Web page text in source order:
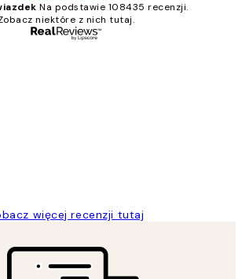
Na podstawie 108435 recenzji.
niektóre z nich tutaj.
więcej recenzji tutaj